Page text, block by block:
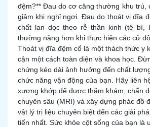
đệm?** Đau do cơ căng thường khu trú,
giảm khi nghỉ ngơi. Đau do thoát vị đĩa
chất lan dọc theo rễ thần kinh (tê bì,
thường nặng hơn khi thực hiện các cử
Thoát vị đĩa đệm cổ là một thách thức y
cận một cách toàn diện và khoa học.
chứng kéo dài ảnh hưởng đến chất
chức năng vận động của bạn. Hãy liên
xương khớp để được thăm khám, chẩn
chuyên sâu (MRI) và xây dựng phác đồ
vật lý trị liệu chuyên biệt đến các giải
tiến nhất. Sức khỏe cột sống của bạn là